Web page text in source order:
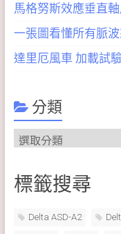
馬格努斯效應垂直
一張圖看懂所有脈
達里厄風車 加載試
分類
分
類
標籤搜尋
Delta ASD-A2